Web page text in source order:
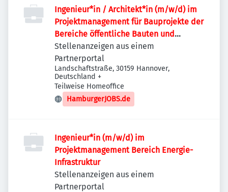
Ingenieur*in / Architekt*in (m/w/d) im
Projektmanagement für Bauprojekte der
Bereiche öffentliche Bauten und
Industriebauten / Infrastruktur
Stellenanzeigen aus einem
Partnerportal
Landschaftstraße, 30159 Hannover,
Deutschland +
Teilweise Homeoffice
HamburgerJOBS.de
Ingenieur*in (m/w/d) im
Projektmanagement Bereich Energie-
Infrastruktur
Stellenanzeigen aus einem
Partnerportal